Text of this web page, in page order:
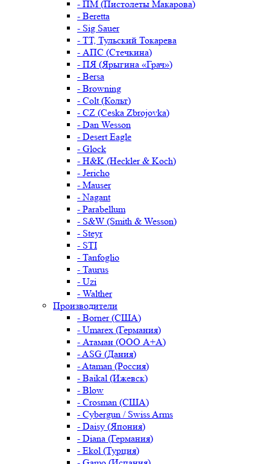
- ПМ (Пистолеты Макарова)
- Beretta
- Sig Sauer
- ТТ, Тульский Токарева
- АПС (Стечкина)
- ПЯ (Ярыгина «Грач»)
- Bersa
- Browning
- Colt (Кольт)
- CZ (Ceska Zbrojovka)
- Dan Wesson
- Desert Eagle
- Glock
- H&K (Heckler & Koch)
- Jericho
- Mauser
- Nagant
- Parabellum
- S&W (Smith & Wesson)
- Steyr
- STI
- Tanfoglio
- Taurus
- Uzi
- Walther
Производители
- Borner (США)
- Umarex (Германия)
- Атаман (ООО А+А)
- ASG (Дания)
- Ataman (Россия)
- Baikal (Ижевск)
- Blow
- Crosman (США)
- Cybergun / Swiss Arms
- Daisy (Япония)
- Diana (Германия)
- Ekol (Турция)